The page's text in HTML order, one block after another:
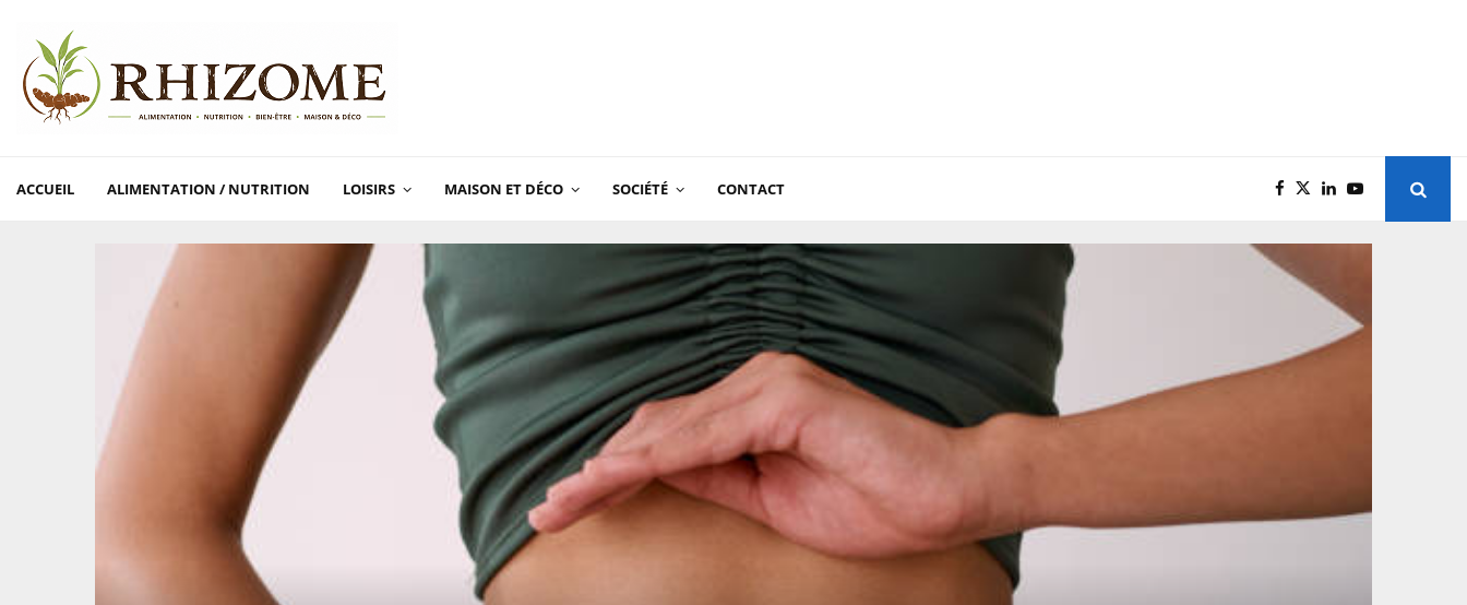
ACCUEIL ALIMENTATION / NUTRITION LOISIRS MAISON ET DÉCO SOCIÉTÉ CONTACT